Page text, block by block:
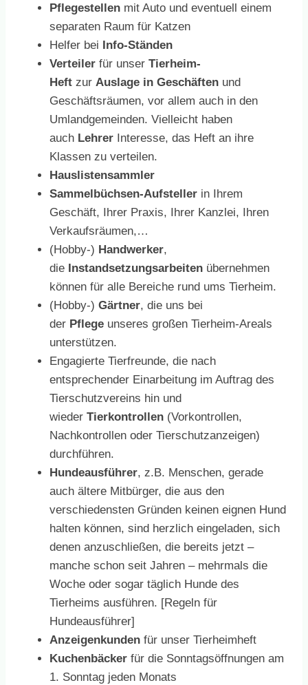
Pflegestellen mit Auto und eventuell einem
separaten Raum für Katzen
Helfer bei
Info-Ständen
Verteiler für unser Tierheim-
Heft zur Auslage in Geschäften und
Geschäftsräumen, vor allem auch in den
Umlandgemeinden. Vielleicht haben
auch Lehrer Interesse, das Heft an ihre
Klassen zu verteilen.
Hauslistensammler
Sammelbüchsen-Aufsteller in Ihrem
Geschäft, Ihrer Praxis, Ihrer Kanzlei, Ihren
Verkaufsräumen,…
(Hobby-) Handwerker,
die Instandsetzungsarbeiten übernehmen
können für alle Bereiche rund ums Tierheim.
(Hobby-) Gärtner, die uns bei
der Pflege unseres großen Tierheim-Areals
unterstützen.
Engagierte Tierfreunde, die nach
entsprechender Einarbeitung im Auftrag des
Tierschutzvereins hin und
wieder Tierkontrollen (Vorkontrollen,
Nachkontrollen oder Tierschutzanzeigen)
durchführen.
Hundeausführer, z.B. Menschen, gerade
auch ältere Mitbürger, die aus den
verschiedensten Gründen keinen eignen Hund
halten können, sind herzlich eingeladen, sich
denen anzuschließen, die bereits jetzt –
manche schon seit Jahren – mehrmals die
Woche oder sogar täglich Hunde des
Tierheims ausführen. [Regeln für
Hundeausführer]
Anzeigenkunden für unser Tierheimheft
Kuchenbäcker für die Sonntagsöffnungen am
1. Sonntag jeden Monats